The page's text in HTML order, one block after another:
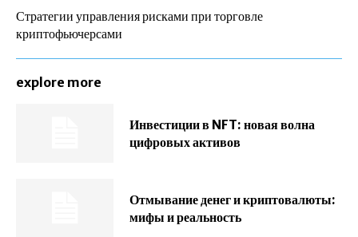
Стратегии управления рисками при торговле
криптофьючерсами
explore more
Инвестиции в NFT: новая волна
цифровых активов
Отмывание денег и криптовалюты:
мифы и реальность